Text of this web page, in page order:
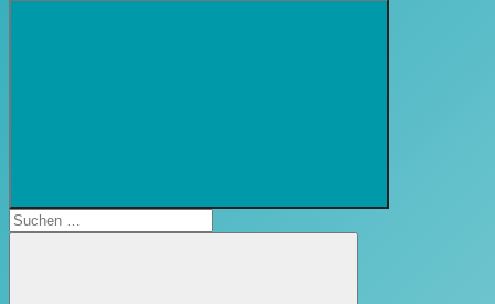
öffnen
Suchen
nach: